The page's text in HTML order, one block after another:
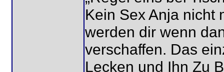
Kein Sex Anja nicht
werden dir wenn
verschaffen. Das
Lecken und Ihn Zu